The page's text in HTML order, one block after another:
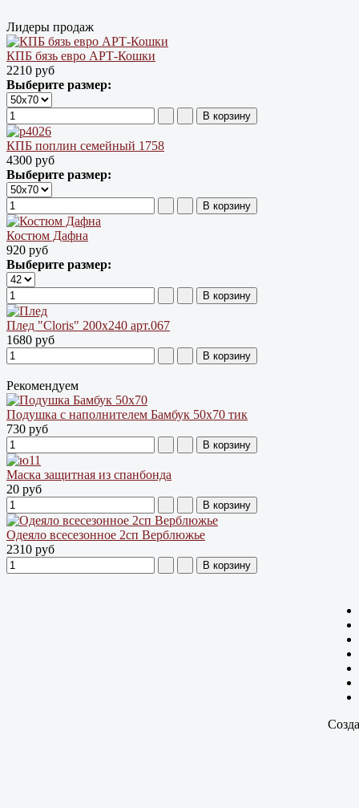
Лидеры продаж
КПБ бязь евро АРТ-Кошки
2210 руб
Выберите размер:
КПБ поплин семейный 1758
4300 руб
Выберите размер:
Костюм Дафна
920 руб
Выберите размер:
Плед "Cloris" 200х240 арт.067
1680 руб
Рекомендуем
Подушка с наполнителем Бамбук 50х70 тик
730 руб
Маска защитная из спанбонда
20 руб
Одеяло всесезонное 2сп Верблюжье
2310 руб